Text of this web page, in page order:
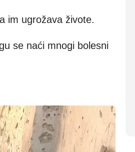
im ugrožava živote.
se naći mnogi bolesni